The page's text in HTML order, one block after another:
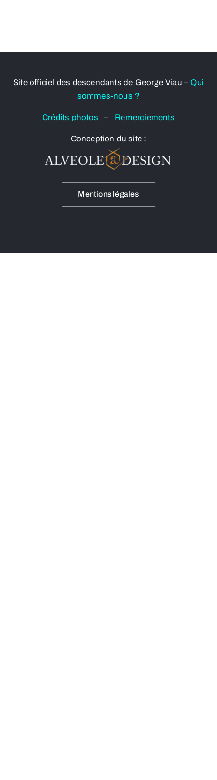
Site officiel des descendants de George Viau – Qui
sommes-nous ?
Crédits photos– Remerciements
Conception du site :
Mentions légales